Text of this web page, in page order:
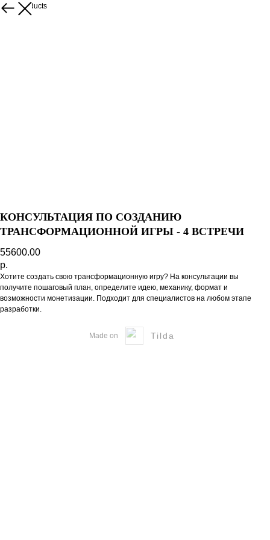
More products
КОНСУЛЬТАЦИЯ ПО СОЗДАНИЮ
ТРАНСФОРМАЦИОННОЙ ИГРЫ - 4 ВСТРЕЧИ
55600.00
р.
Хотите создать свою трансформационную игру? На консультации вы
получите пошаговый план, определите идею, механику, формат и
возможности монетизации. Подходит для специалистов на любом этапе
разработки.
Made on Tilda